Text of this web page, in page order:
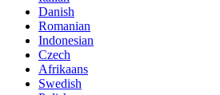
Danish
Romanian
Indonesian
Czech
Afrikaans
Swedish